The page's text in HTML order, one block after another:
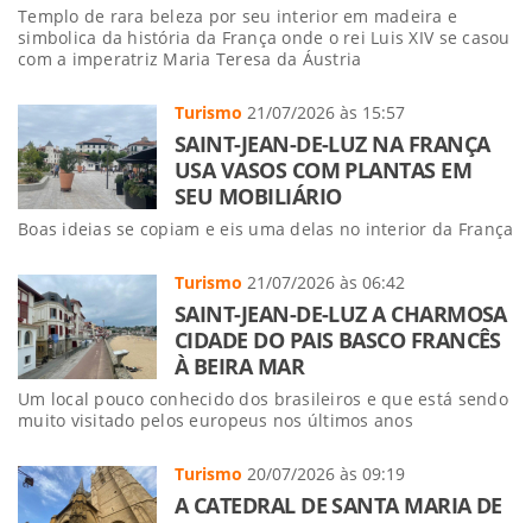
Templo de rara beleza por seu interior em madeira e
simbolica da história da França onde o rei Luis XIV se casou
com a imperatriz Maria Teresa da Áustria
Turismo 21/07/2026 às 15:57
SAINT-JEAN-DE-LUZ NA FRANÇA
USA VASOS COM PLANTAS EM
SEU MOBILIÁRIO
Boas ideias se copiam e eis uma delas no interior da França
Turismo 21/07/2026 às 06:42
SAINT-JEAN-DE-LUZ A CHARMOSA
CIDADE DO PAIS BASCO FRANCÊS
À BEIRA MAR
Um local pouco conhecido dos brasileiros e que está sendo
muito visitado pelos europeus nos últimos anos
Turismo 20/07/2026 às 09:19
A CATEDRAL DE SANTA MARIA DE